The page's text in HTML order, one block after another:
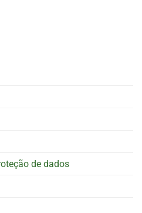
de dados